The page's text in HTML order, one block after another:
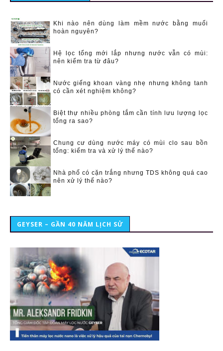
Khi nào nên dùng làm mềm nước bằng muối
hoàn nguyên?
Hệ lọc tổng mới lắp nhưng nước vẫn có mùi:
nên kiểm tra từ đâu?
Nước giếng khoan vàng nhẹ nhưng không tanh
có cần xét nghiệm không?
Biệt thự nhiều phòng tắm cần tính lưu lượng lọc
tổng ra sao?
Chung cư dùng nước máy có mùi clo sau bồn
tổng: kiểm tra và xử lý thế nào?
Nhà phố có cặn trắng nhưng TDS không quá cao
nên xử lý thế nào?
GEYSER – GẦN 40 NĂM LỊCH SỬ